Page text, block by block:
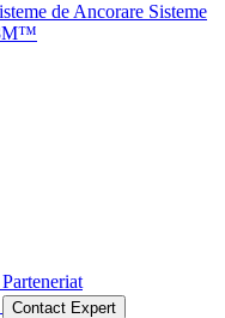
Sisteme
Parteneriat
Contact Expert